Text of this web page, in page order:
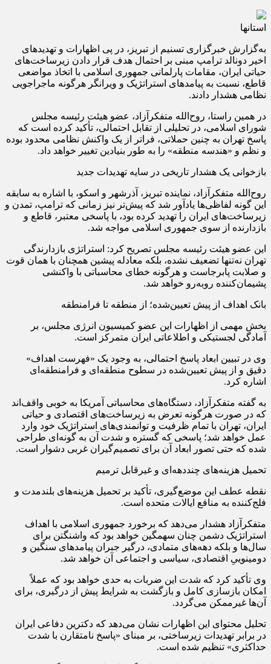
استانها
به‌گزارش خبرگزاری تسنیم از تبریز، در پی اظهارات و تهدیدهای
اخیر دونالد ترامپ مبنی بر احتمال هدف قرار دادن زیرساخت‌های
حیاتی ایران، مقامات پارلمانی جمهوری اسلامی با اتخاذ مواضعی
قاطع، نسبت به پیامدهای استراتژیک و ویرانگر هرگونه ماجراجویی
نظامی هشدار دادند.
در همین راستا، روح‌الله متفکرآزاد، عضو هیئت رئیسه مجلس
شورای اسلامی، در تحلیلی از تقابل احتمالی، تأکید کرده است که
پاسخ تهران به چنین حملاتی، فراتر از یک واکنش نظامی محدود بوده
و نظم و «هندسه منطقه» را به طور بنیادین تغییر خواهد داد.
بازخوانی یک هشدار تاریخی در سایه تهدیدات جدید
روح‌الله متفکرآزاد، نماینده تبریز، آذرشهر و اسکو، با اشاره به سابقه
این گونه لفاظی‌ها یادآور شد که پیش‌تر نیز زمانی که ترامپ، تمدن و
زیرساخت‌های ایران را تهدید کرده بود، با پاسخی معتبر، قاطع و
بازدارنده از سوی جمهوری اسلامی مواجه شد.
این عضو هیئت رئیسه مجلس تصریح کرد: استراتژی بازدارندگی
تهران نه‌تنها تضعیف نشده، بلکه معادله پیشین همچنان با همان قوت
و صلابت پابرجاست و هرگونه خطای محاسباتی با واکنشی
پشیمان‌کننده روبه‌رو خواهد شد.
بانک اهداف از پیش تعیین‌شده؛ از منطقه تا فرامنطقه
بخش مهمی از اظهارات این عضو کمیسیون انرژی مجلس، بر
آمادگی لجستیکی و اطلاعاتی ایران متمرکز است.
وی در تبیین ابعاد پاسخ احتمالی، به وجود یک «فهرست اهداف»
دقیق و از پیش تعیین‌شده در سطوح منطقه‌ای و فرامنطقه‌ای
اشاره کرد.
به گفته متفکرآزاد، دستگاه‌های محاسباتی آمریکا به خوبی واقف‌اند
که در صورت هرگونه تعرض به زیرساخت‌های اقتصادی و حیاتی
ایران، تهران با تمام ظرفیت و توانمندی‌های استراتژیک خود وارد
عمل خواهد شد؛ پاسخی که گستره و شدت آن به گونه‌ای طراحی
شده که حتی تصور ابعاد آن برای تصمیم‌گیران غربی دشوار است.
تحمیل هزینه‌های چنددهه‌ای و غیرقابل ترمیم
نقطه عطف این موضع‌گیری، تأکید بر تحمیل هزینه‌های بلندمدت و
فلج‌کننده به منافع ایالات متحده است.
متفکرآزاد هشدار می‌دهد که برخورد جمهوری اسلامی با اهداف
استراتژیک دشمن چنان سهمگین خواهد بود که واشنگتن برای
سال‌ها و بلکه دهه‌های متمادی، درگیر جبران پیامدهای سنگین و
دومینوییِ اقتصادی، سیاسی و اجتماعی آن خواهد شد.
وی تأکید کرد که شدت این ضربات به حدی خواهد بود که عملاً
امکان بازسازی کامل و بازگشت به شرایط پیش از درگیری، برای
آن‌ها غیرممکن می‌گردد.
تحلیل محتوای این اظهارات نشان می‌دهد که دکترین دفاعی ایران
در برابر تهدیدات زیرساختی، بر مبنای «پاسخ نامتقارن با شدت
حداکثری» تنظیم شده است.